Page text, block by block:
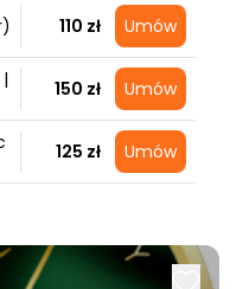
110 zł Umów
150 zł Umów
125 zł Umów